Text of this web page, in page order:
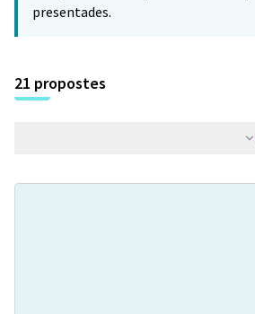
presentades.
21 propostes